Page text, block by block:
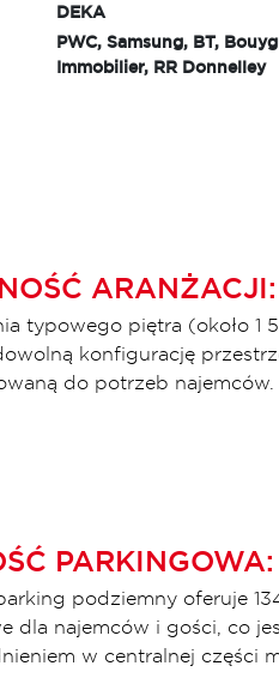
DEKA
PWC, Samsung, BT,
Immobilier, RR Donnelley
ARANŻACJI:
typowego piętra (około 1
konfigurację
do potrzeb najemców.
PARKINGOWA:
podziemny oferuje
dla najemców i gości, co
w centralnej części